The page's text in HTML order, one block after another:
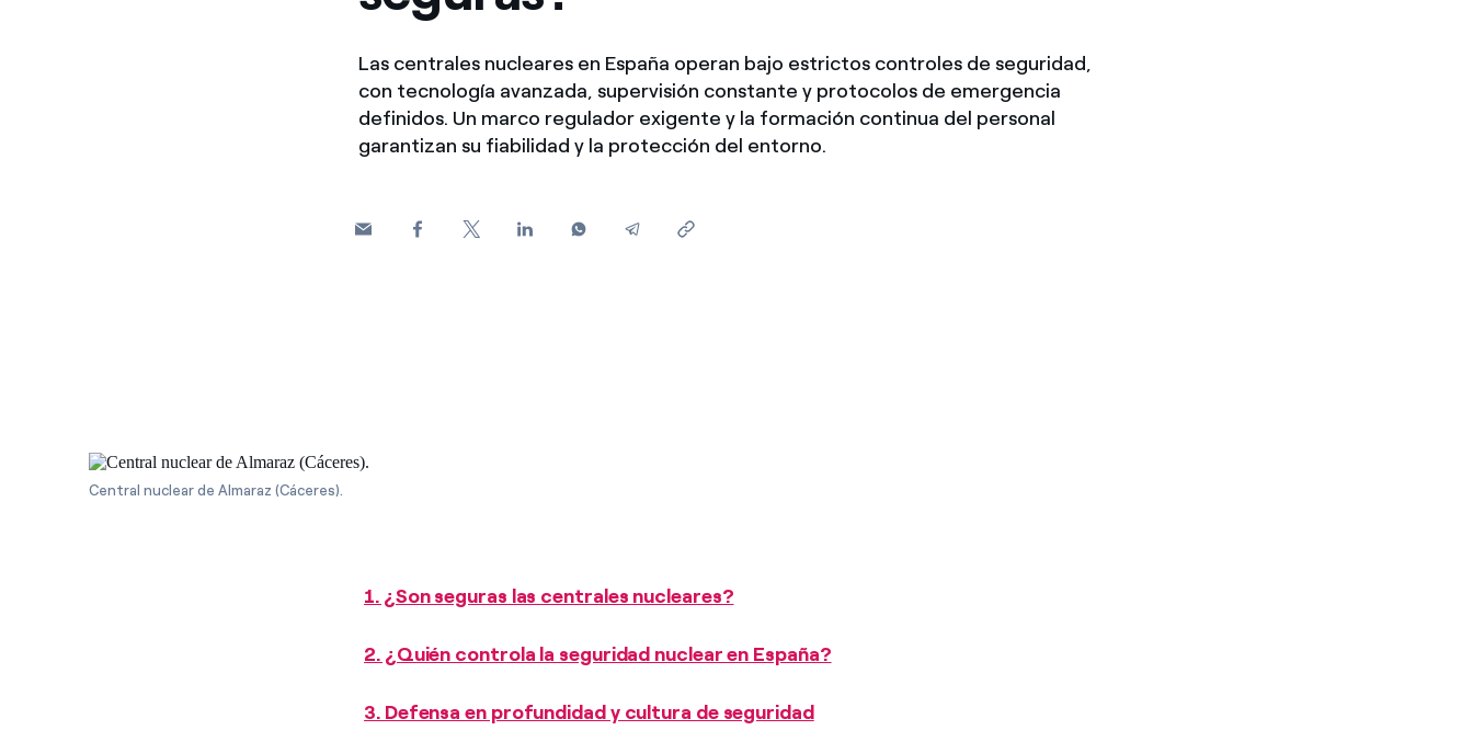
Ofertas para autónomos y Pymes
¿Gestionas varias comunidades de propietarios?
Las centrales nucleares en España operan bajo estrictos controles de seguridad,
con tecnología avanzada, supervisión constante y protocolos de emergencia
definidos. Un marco regulador exigente y la formación continua del personal
garantizan su fiabilidad y la protección del entorno.
Central nuclear de Almaraz (Cáceres).
1. ¿Son seguras las centrales nucleares?
2. ¿Quién controla la seguridad nuclear en España?
3. Defensa en profundidad y cultura de seguridad